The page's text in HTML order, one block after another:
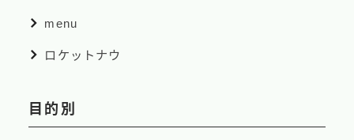
menu
ロケットナウ
目的別